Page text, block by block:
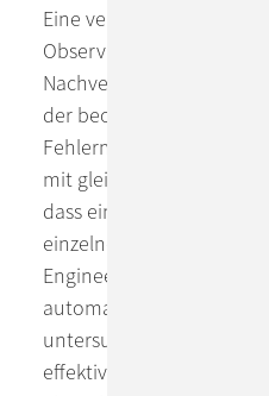
Eine vergleichsweise
Observability, welche
Nachverfolgung
der beobachteten
Fehlermeldungen, z.B. in
mit gleichartigen
dass ein 10.000 mal
einzelnen Eintrag
Engineers werden über
automatisch informiert,
untersuchen und
effektiver als das